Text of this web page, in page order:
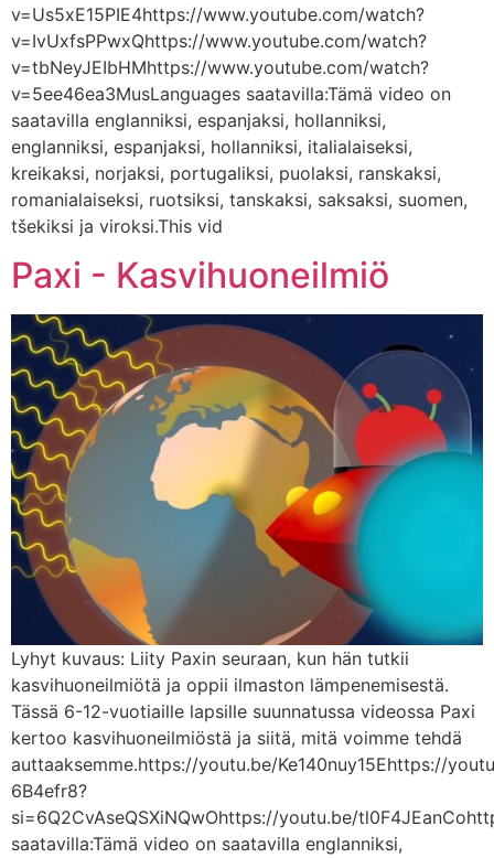
v=Us5xE15PIE4https://www.youtube.com/watch?
v=IvUxfsPPwxQhttps://www.youtube.com/watch?
v=tbNeyJEIbHMhttps://www.youtube.com/watch?
v=5ee46ea3MusLanguages saatavilla:Tämä video on
saatavilla englanniksi, espanjaksi, hollanniksi,
englanniksi, espanjaksi, hollanniksi, italialaiseksi,
kreikaksi, norjaksi, portugaliksi, puolaksi, ranskaksi,
romanialaiseksi, ruotsiksi, tanskaksi, saksaksi, suomen,
tšekiksi ja viroksi.This vid
Paxi - Kasvihuoneilmiö
Lyhyt kuvaus: Liity Paxin seuraan, kun hän tutkii
kasvihuoneilmiötä ja oppii ilmaston lämpenemisestä.
Tässä 6-12-vuotiaille lapsille suunnatussa videossa Paxi
kertoo kasvihuoneilmiöstä ja siitä, mitä voimme tehdä
auttaaksemme.https://youtu.be/Ke140nuy15Ehttps://
6B4efr8?
si=6Q2CvAseQSXiNQwOhttps://youtu.be/
saatavilla:Tämä video on saatavilla englanniksi,